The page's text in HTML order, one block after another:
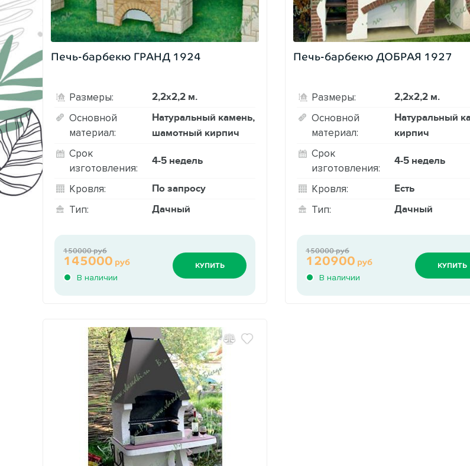
Печь-барбекю ГРАНД 1924
Размеры: 2,2х2,2 м.
Основной
материал:
Натуральный камень,
шамотный кирпич
Срок
изготовления:
4-5 недель
Кровля: По запросу
Тип: Дачный
В наличии
145000 руб
150000 руб
КУПИТЬ
Печь-барбекю ДОБРАЯ 1927
Размеры: 2,2х2,2 м.
Основной
материал:
Натуральный
кирпич
Срок
изготовления:
4-5 недель
Кровля: Есть
Тип: Дачный
В наличии
120900 руб
150000 руб
КУПИТЬ